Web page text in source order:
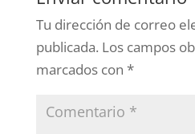
Tu dirección de correo
publicada. Los campos
marcados con *